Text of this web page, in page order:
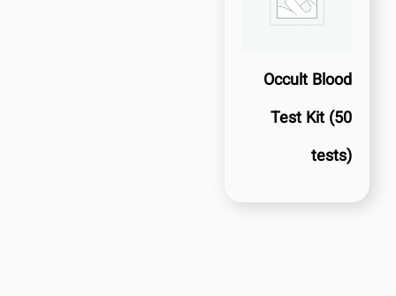
Occult Blood
Test Kit (50
tests)